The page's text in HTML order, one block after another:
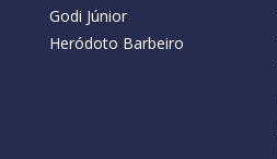
Godi Júnior
Heródoto Barbeiro